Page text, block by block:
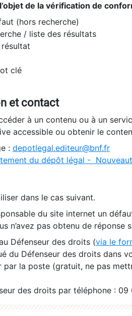
de la vérification de
(hors recherche)
/ liste des résultats
résultat
clé
et contact
à un contenu ou à un
accessible ou obtenir le
: depotlegal.editeur@bnf.fr
du dépôt légal -
dans le cas suivant.
du site internet un
n’avez pas obtenu de réponse
Défenseur des droits (via le
du Défenseur des droits dans
par la poste (gratuit, ne pas
des droits par téléphone :